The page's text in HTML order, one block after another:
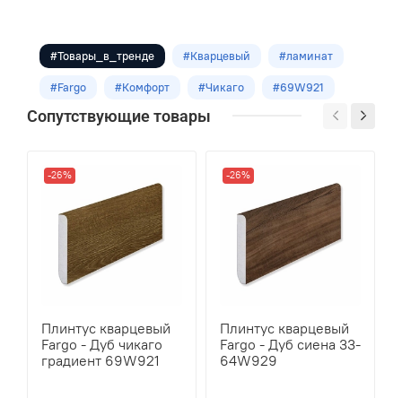
Коричневый
Толщина защитного слоя
0.5
Класс пожарной опасности
Укладка
Замковая
Коричневый
#Товары_в_тренде #Кварцевый #ламинат
#Fargo #Комфорт #Чикаго #69W921
Сопутствующие товары
-26%
Плинтус кварцевый
Fargo - Дуб чикаго
градиент 69W921
-26%
Плинтус кварцевый
Fargo - Дуб сиена 33-
64W929